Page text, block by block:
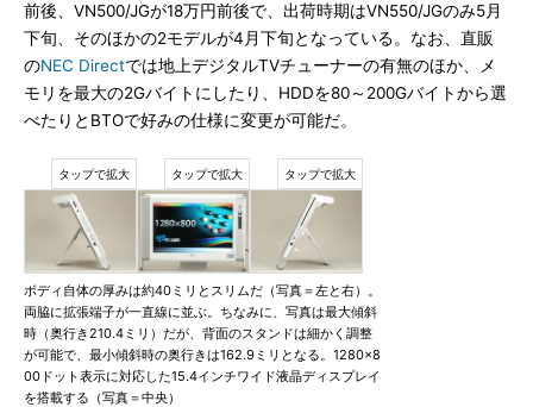
前後、VN500/JGが18万円前後で、出荷時期はVN550/JGのみ5月
下旬、そのほかの2モデルが4月下旬となっている。なお、直販
のNEC Directでは地上デジタルTVチューナーの有無のほか、メ
モリを最大の2Gバイトにしたり、HDDを80～200Gバイトから選
べたりとBTOで好みの仕様に変更が可能だ。
ボディ自体の厚みは約40ミリとスリムだ（写真＝左と右）。
両脇に拡張端子が一直線に並ぶ。ちなみに、写真は最大傾斜
時（奥行き210.4ミリ）だが、背面のスタンドは細かく調整
が可能で、最小傾斜時の奥行きは162.9ミリとなる。1280×8
00ドット表示に対応した15.4インチワイド液晶ディスプレイ
を搭載する（写真＝中央）